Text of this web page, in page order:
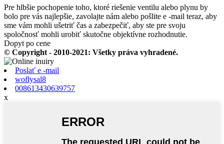
Pre hlbšie pochopenie toho, ktoré riešenie ventilu alebo plynu by
bolo pre vás najlepšie, zavolajte nám alebo pošlite e -mail teraz, aby
sme vám mohli ušetriť čas a zabezpečiť, aby ste pre svoju
spoločnosť mohli urobiť skutočne objektívne rozhodnutie.
Dopyt po cene
© Copyright - 2010-2021: Všetky práva vyhradené.
Poslať e -mail
woflysal8
008613430639757
x